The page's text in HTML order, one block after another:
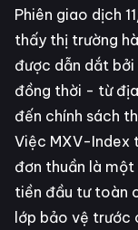
Phiên giao dịch
thấy thị trường
được dẫn dắt bởi
đồng thời - từ
đến chính sách
Việc MXV-Index
đơn thuần là
tiền đầu tư toàn
lớp bảo vệ trước